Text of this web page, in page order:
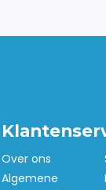
Over ons
Algemene